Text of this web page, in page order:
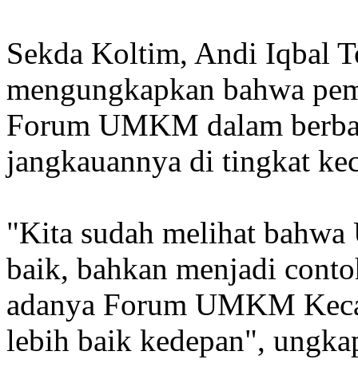
Sekda Koltim, Andi Iqbal
mengungkapkan bahwa
Forum UMKM dalam
jangkauannya di tingkat
"Kita sudah melihat
baik, bahkan menjadi
adanya Forum UMKM
lebih baik kedepan",